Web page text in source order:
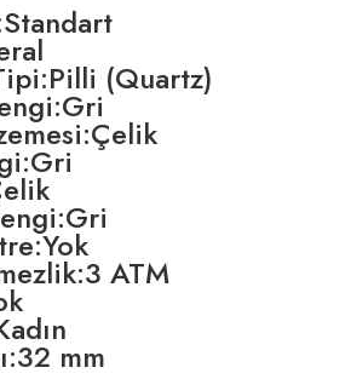
(Quartz)
ATM
mm